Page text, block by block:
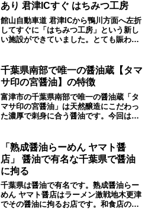
あり 君津ICすぐ はちみつ工房
館山自動車道 君津ICから鴨川方面へ左折
してすぐに「はちみつ工房」という新し
い施設ができていました。とても賑わっ
す。試食・試飲・見学ツアーもあって充
実しています。
千葉県南部で唯一の醤油蔵【タマ
サ印の宮醤油】の特徴
富津市の千葉県南部で唯一の醤油蔵「タ
マサ印の宮醤油」は天然醸造にこだわっ
た濃厚で刺身に合う醤油です。今回は蔵
油のファンになりました。
「熟成醤油らーめん ヤマト醤
店」 醤油で有名な千葉県で醤油
に拘る
千葉県は醤油で有名です。熟成醤油らー
めん ヤマト醤店はラーメン激戦地木更津
でその醤油に拘るお店です。和食店の店